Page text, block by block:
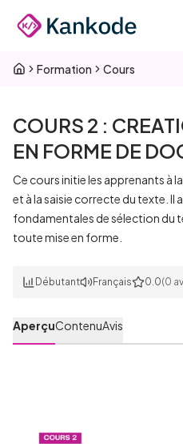
Formation Cours
COURS 2 :
EN FORME DE
Ce cours initie les apprenants à
et à la saisie correcte du texte. Il
fondamentales de sélection du
toute mise en forme.
Débutant Français 0.0(0
AperçuContenuAvis